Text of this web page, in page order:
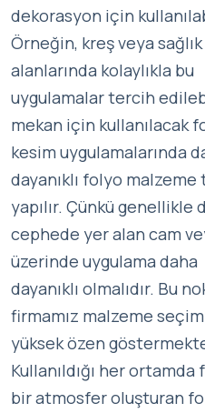
dekorasyon için
Örneğin, kreş veya sağlık
alanlarında kolaylıkla bu
uygulamalar tercih
mekan için kullanılacak
kesim uygulamalarında
dayanıklı folyo
yapılır. Çünkü genellikle
cephede yer alan cam
üzerinde uygulama daha
dayanıklı olmalıdır. Bu
firmamız malzeme
yüksek özen
Kullanıldığı her ortamda
bir atmosfer oluşturan